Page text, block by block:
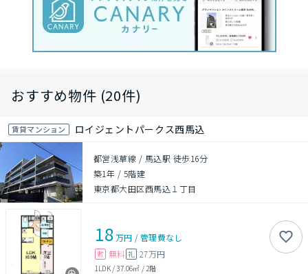
おすすめ物件 (20件)
賃貸マンション ロイジェントパークス西馬込
都営浅草線 / 馬込駅 徒歩16分
築1年 / 5階建
東京都大田区西馬込１丁目
18万円 /管理費なし
敷 無料 礼 27万円
1LDK/37.06㎡ / 2階